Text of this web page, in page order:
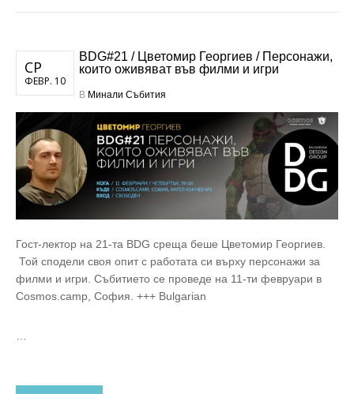
СР
ФЕВР. 10
BDG#21 / Цветомир Георгиев / Персонажи,
които оживяват във филми и игри
В Минали Събития
Гост-лектор на 21-та BDG среща беше Цветомир Георгиев.
Той сподели своя опит с работата си върху персонажи за
филми и игри. Събитието се проведе на 11-ти февруари в
Cosmos.camp, София. +++ Bulgarian